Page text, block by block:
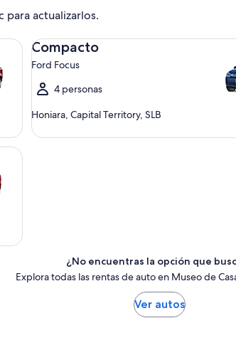
para actualizarlos.
Compacto
Ford Focus
4 personas
Honiara, Capital Territory, SLB
Compacto Ford Focus
¿No encuentras la opción que
Explora todas las rentas de auto en Museo de
Ver autos